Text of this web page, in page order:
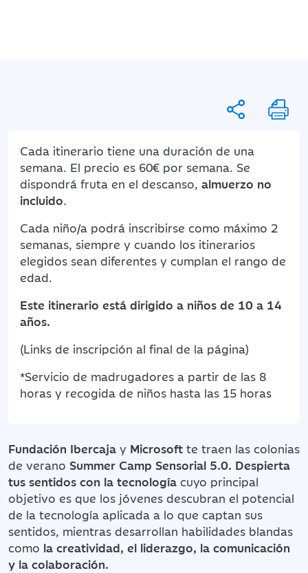
Cada itinerario tiene una duración de una
semana. El precio es 60€ por semana. Se
dispondrá fruta en el descanso, almuerzo no
incluido.
Cada niño/a podrá inscribirse como máximo 2
semanas, siempre y cuando los itinerarios
elegidos sean diferentes y cumplan el rango de
edad.
Este itinerario está dirigido a niños de 10 a 14
años.
(Links de inscripción al final de la página)
*Servicio de madrugadores a partir de las 8
horas y recogida de niños hasta las 15 horas
Fundación Ibercaja y Microsoft te traen las colonias
de verano Summer Camp Sensorial 5.0. Despierta
tus sentidos con la tecnología cuyo principal
objetivo es que los jóvenes descubran el potencial
de la tecnología aplicada a lo que captan sus
sentidos, mientras desarrollan habilidades blandas
como la creatividad, el liderazgo, la comunicación
y la colaboración.